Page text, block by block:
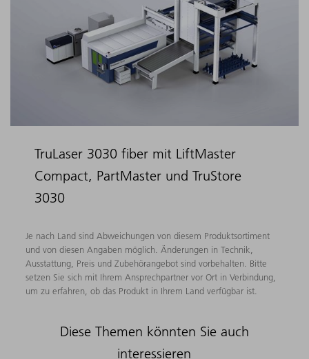
TruLaser 3030 fiber mit LiftMaster
Compact, PartMaster und TruStore
3030
Je nach Land sind Abweichungen von diesem Produktsortiment
und von diesen Angaben möglich. Änderungen in Technik,
Ausstattung, Preis und Zubehörangebot sind vorbehalten. Bitte
setzen Sie sich mit Ihrem Ansprechpartner vor Ort in Verbindung,
um zu erfahren, ob das Produkt in Ihrem Land verfügbar ist.
Diese Themen könnten Sie auch
interessieren